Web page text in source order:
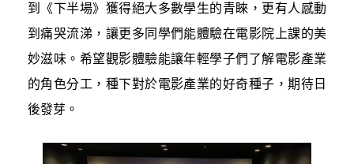
到《下半場》獲得絕大多數學生的青睞，更有人感動
到痛哭流涕，讓更多同學們能體驗在電影院上課的美
妙滋味。希望觀影體驗能讓年輕學子們了解電影產業
的角色分工，種下對於電影產業的好奇種子，期待日
後發芽。